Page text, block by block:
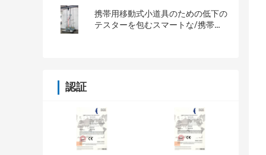
携帯用移動式小道具のための低下の
テスターを包むスマートな/携帯電
認証